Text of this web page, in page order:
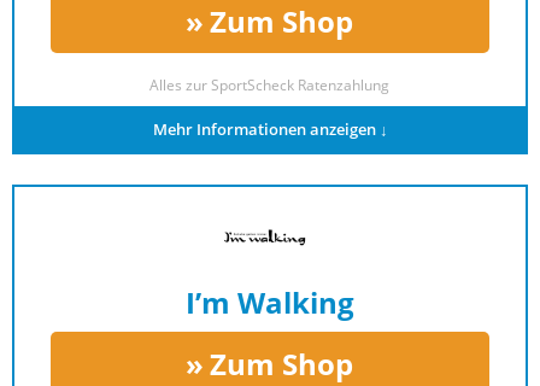
Zum Shop
Alles zur SportScheck Ratenzahlung
Mehr Informationen anzeigen ↓
I’m Walking
Zum Shop